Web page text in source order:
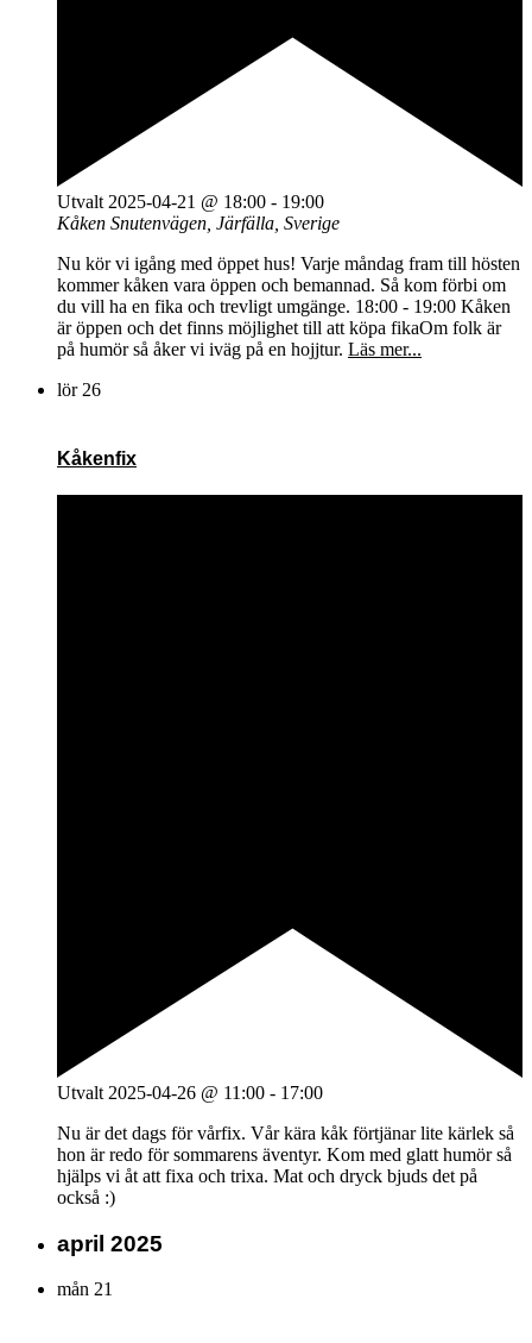
Utvalt 2025-04-21 @ 18:00 - 19:00
Kåken Snutenvägen, Järfälla, Sverige
Nu kör vi igång med öppet hus! Varje måndag fram till hösten
kommer kåken vara öppen och bemannad. Så kom förbi om
du vill ha en fika och trevligt umgänge. 18:00 - 19:00 Kåken
är öppen och det finns möjlighet till att köpa fikaOm folk är
på humör så åker vi iväg på en hojjtur. Läs mer...
lör 26
Kåkenfix
Utvalt 2025-04-26 @ 11:00 - 17:00
Nu är det dags för vårfix. Vår kära kåk förtjänar lite kärlek så
hon är redo för sommarens äventyr. Kom med glatt humör så
hjälps vi åt att fixa och trixa. Mat och dryck bjuds det på
också :)
april 2025
mån 21